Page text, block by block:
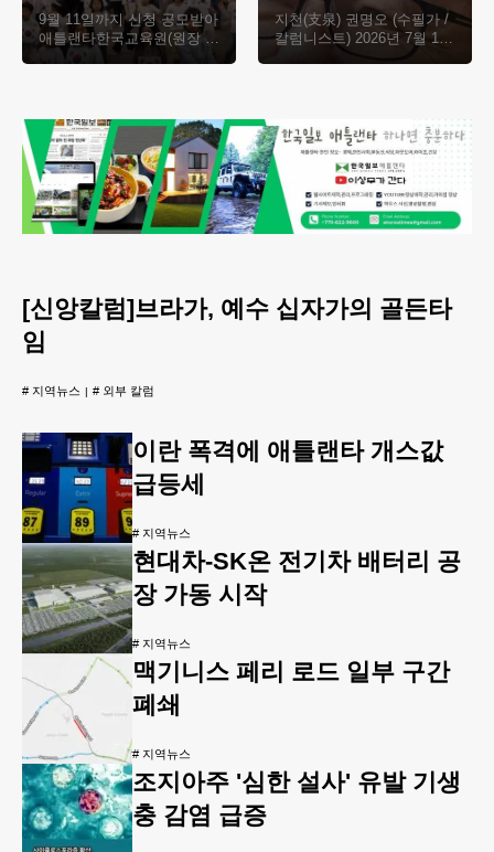
9월 11일까지 신청 공모받아
애틀랜타한국교육원(원장 최
흥윤)은 매년 10월 25일 독
지천(支泉) 권명오 (수필가 /
칼럼니스트) 2026년 7월 13
[신앙칼럼]브라가, 예수 십자가의 골든타
임
# 지역뉴스 # 외부 칼럼
이란 폭격에 애틀랜타 개스값
급등세
# 지역뉴스
현대차-SK온 전기차 배터리 공
장 가동 시작
# 지역뉴스
맥기니스 페리 로드 일부 구간
폐쇄
# 지역뉴스
조지아주 '심한 설사' 유발 기생
충 감염 급증